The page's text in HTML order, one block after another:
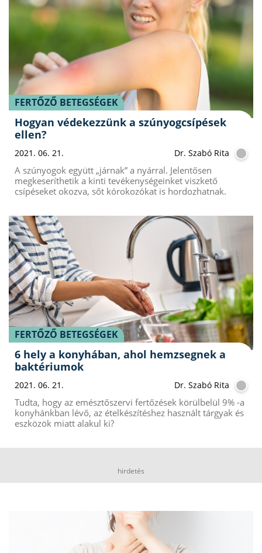
FERTŐZŐ BETEGSÉGEK
Hogyan védekezzünk a szúnyogcsípések
ellen?
2021. 06. 21. Dr. Szabó Rita
A szúnyogok együtt „járnak” a nyárral. Jelentősen
megkeseríthetik a kinti tevékenységeinket viszkető
csípéseket okozva, sőt kórokozókat is hordozhatnak.
FERTŐZŐ BETEGSÉGEK
6 hely a konyhában, ahol hemzsegnek a
baktériumok
2021. 06. 21. Dr. Szabó Rita
Tudta, hogy az emésztőszervi fertőzések körülbelül 9% -a
konyhánkban lévő, az ételkészítéshez használt tárgyak és
eszközök miatt alakul ki?
hirdetés